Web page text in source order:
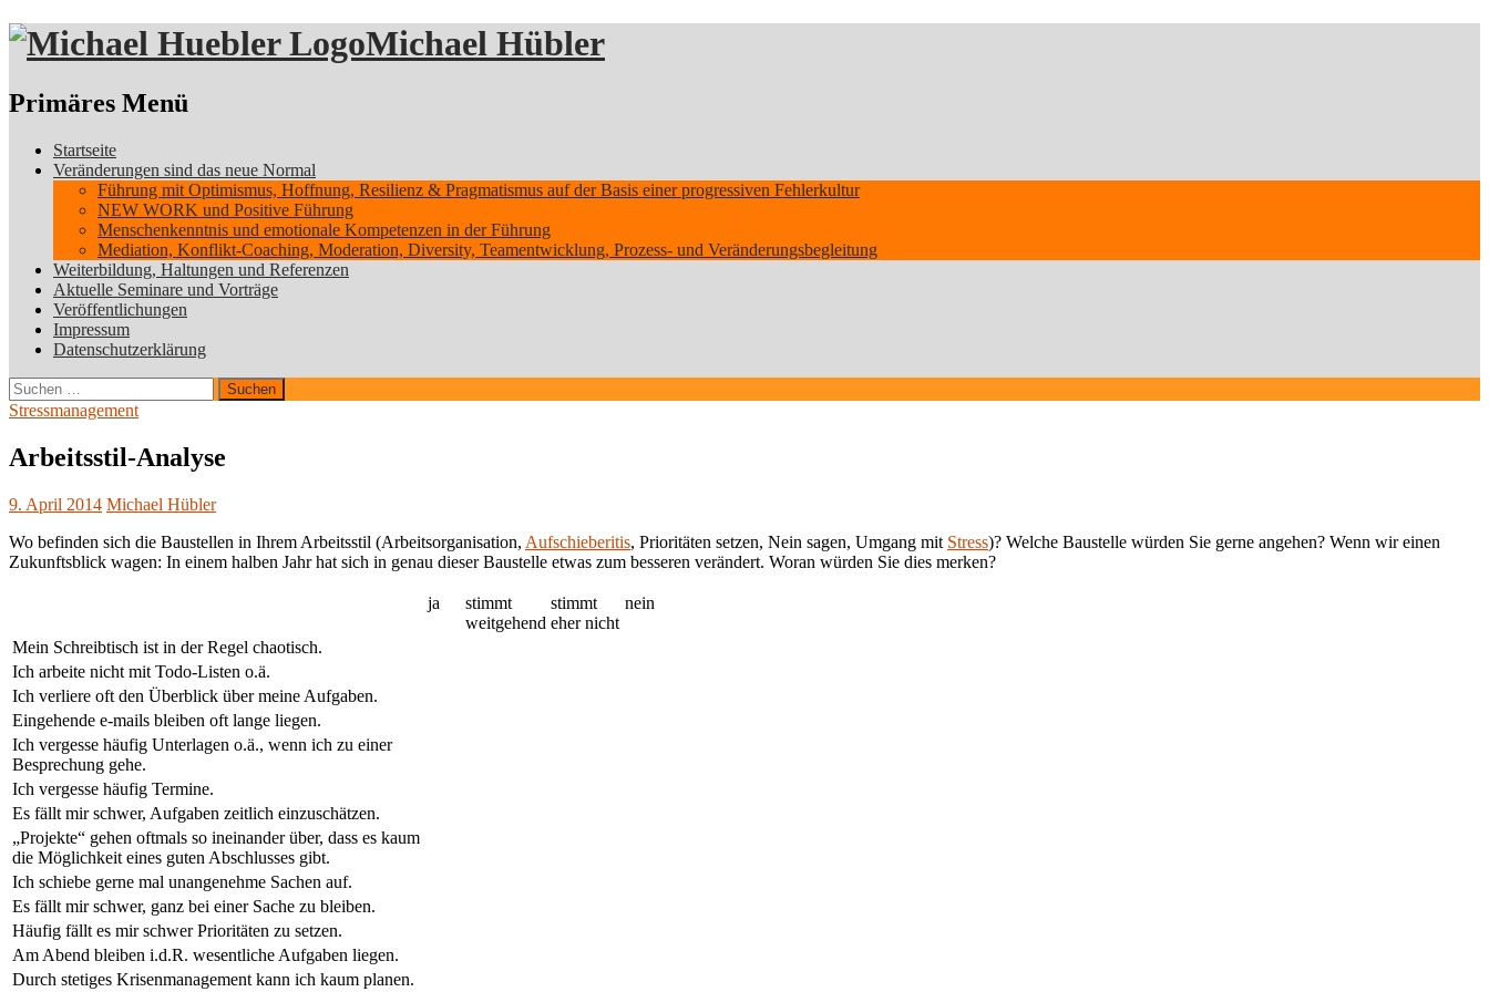
Michael Hübler
Suchen
Primäres Menü
Zum
Inhalt
Startseite
Veränderungen sind das neue Normal
Führung mit Optimismus, Hoffnung, Resilienz & Pragmatismus auf der Basis einer progressiven Fehlerkultur
NEW WORK und Positive Führung
Menschenkenntnis und emotionale Kompetenzen in der Führung
Mediation, Konflikt-Coaching, Moderation, Diversity, Teamentwicklung, Prozess- und Veränderungsbegleitung
Weiterbildung, Haltungen und Referenzen
Aktuelle Seminare und Vorträge
Veröffentlichungen
Impressum
Datenschutzerklärung
Suchen
nach:
Stressmanagement
Arbeitsstil-Analyse
9. April 2014 Michael Hübler
Wo befinden sich die Baustellen in Ihrem Arbeitsstil (Arbeitsorganisation, Aufschieberitis, Prioritäten setzen, Nein sagen, Umgang mit Stress)? Welche Baustelle würden Sie gerne angehen? Wenn wir einen
Zukunftsblick wagen: In einem halben Jahr hat sich in genau dieser Baustelle etwas zum besseren verändert. Woran würden Sie dies merken?
ja
stimmt
weitgehend
stimmt
eher nicht
nein
Mein Schreibtisch ist in der Regel chaotisch.
Ich arbeite nicht mit Todo-Listen o.ä.
Ich verliere oft den Überblick über meine Aufgaben.
Eingehende e-mails bleiben oft lange liegen.
Ich vergesse häufig Unterlagen o.ä., wenn ich zu einer
Besprechung gehe.
Ich vergesse häufig Termine.
Es fällt mir schwer, Aufgaben zeitlich einzuschätzen.
„Projekte“ gehen oftmals so ineinander über, dass es kaum
die Möglichkeit eines guten Abschlusses gibt.
Ich schiebe gerne mal unangenehme Sachen auf.
Es fällt mir schwer, ganz bei einer Sache zu bleiben.
Häufig fällt es mir schwer Prioritäten zu setzen.
Am Abend bleiben i.d.R. wesentliche Aufgaben liegen.
Durch stetiges Krisenmanagement kann ich kaum planen.